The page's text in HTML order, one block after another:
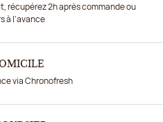
récupérez 2h après commande ou
à l'avance
via Chronofresh